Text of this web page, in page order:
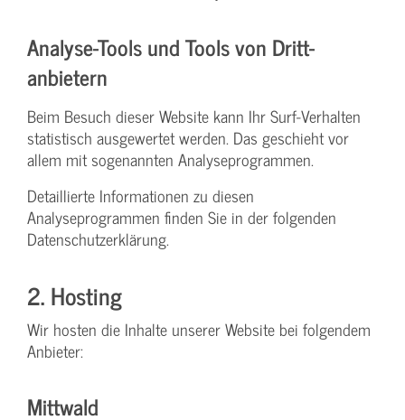
Analyse-Tools und Tools von Dritt­
anbietern
Beim Besuch dieser Website kann Ihr Surf-Verhalten
statistisch ausgewertet werden. Das geschieht vor
allem mit sogenannten Analyseprogrammen.
Detaillierte Informationen zu diesen
Analyseprogrammen finden Sie in der folgenden
Datenschutzerklärung.
2. Hosting
Wir hosten die Inhalte unserer Website bei folgendem
Anbieter:
Mittwald